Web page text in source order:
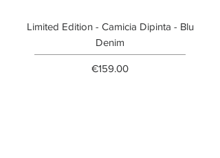
Limited Edition - Camicia Dipinta - Blu
Denim
Price
€159.00